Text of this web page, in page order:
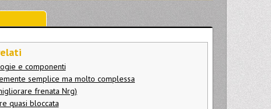
e componenti
semplice ma molto complessa
frenata Nrg)
quasi bloccata